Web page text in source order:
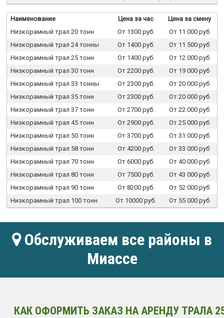
Наименование Цена за час
Цена за смену
Низкорамный трал 20 тонн
От 1300 руб.
От 11 000 руб
Низкорамный трал 24 тонны
От 1400 руб.
От 11 500 руб
Низкорамный трал 25 тонн
От 1400 руб.
От 12 000 руб
Низкорамный трал 30 тонн
От 2200 руб.
От 19 000 руб
Низкорамный трал 33 тонны
От 2300 руб.
От 20 000 руб
Низкорамный трал 35 тонн
От 2300 руб.
От 20 000 руб
Низкорамный трал 37 тонн
От 2700 руб.
От 22 000 руб
Низкорамный трал 45 тонн
От 2900 руб.
От 25 000 руб
Низкорамный трал 50 тонн
От 3700 руб.
От 31 000 руб
Низкорамный трал 58 тонн
От 4200 руб.
От 33 000 руб
Низкорамный трал 70 тонн
От 6000 руб.
От 40 000 руб
Низкорамный трал 80 тонн
От 7500 руб.
От 43 000 руб
Низкорамный трал 90 тонн
От 8200 руб.
От 52 000 руб
Низкорамный трал 100 тонн
От 10000 руб. От 55 000 руб
Обслуживаем все районы в
Миассе
КАК ОФОРМИТЬ ЗАКАЗ НА АРЕНДУ ТРАЛА